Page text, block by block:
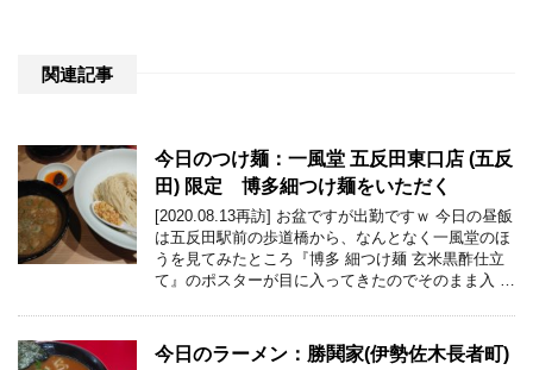
関連記事
今日のつけ麺：一風堂 五反田東口店 (五反
田) 限定 博多細つけ麺をいただく
[2020.08.13再訪] お盆ですが出勤ですｗ 今日の昼飯
は五反田駅前の歩道橋から、なんとなく一風堂のほ
うを見てみたところ『博多 細つけ麺 玄米黒酢仕立
て』のポスターが目に入ってきたのでそのまま入 …
今日のラーメン：勝鬨家(伊勢佐木長者町)